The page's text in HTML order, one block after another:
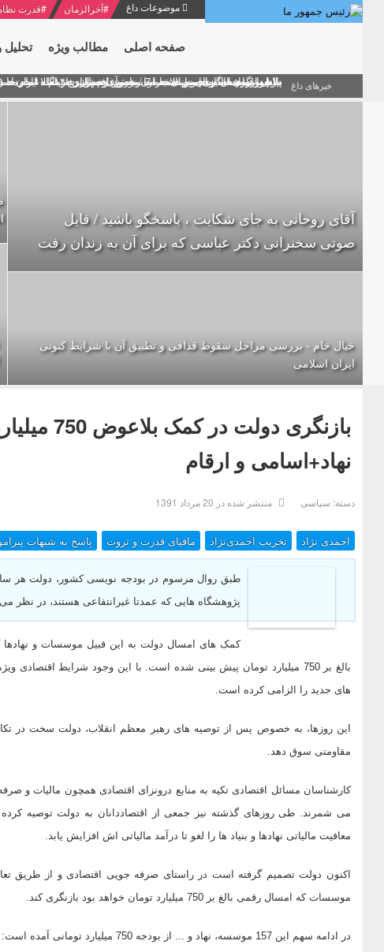
موضوعات داغ #آخرالزمان #قدرت
صفحه اصلی مطالب ویژه
خبرهای داغ منشور گفتمان امام و انقلاب - 7 /بخش دوم : شرح پیام ۱۰ خرداد ۱۳۶۹ امام خامنه ای/ فصل پنجم: حفظ عزّت و کرامت انقلابی
بازخوانی افشاگری سپهبد محمود منصور افسر ارشد اطلاعات مصر
دلایل اهمیت سیزدهمین انتخابات ریاست جمهوری از نگاه امام
بیانات امام خامنه ای در سخنرانی نوروزی خطاب به ملت ایران
پیام نوروزی امام خامنه ای به مناسبت آغاز سال ۱۴۰۰
آقای روحانی به جای شکایت ، پاسخگو باشید / فایل
صوتی سخنرانی دکتر عباسی که برای آن به زندان رفت
خیال خام - بررسی مراحل سقوط قذافی و تطبیق آن با شرایط کنونی
ایران اسلامی
نهاد+اسامی و ارقام
دسته: سیاسی منتشر شده در 20 مرداد 1391
احمدی نژاد تخریب احمدی‌نژاد مافیای قدرت و ثروت پاسخ به شبهات
طبق روال مرسوم در بودجه نویسی کشور، دولت هر
پژوهشگاه هایی که عمدتا غیرانتفاعی هستند، در نظر
بالغ بر 750 میلیارد تومان پیش بینی شده است. با این وجود شرایط
های جدید را الزامی کرده است.
این روزها، به خصوص پس از توصیه های رهبر معظم انقلاب، دولت سخت در
مقاومتی سوق دهد.
کارشناسان مسائل اقتصادی تکیه به منابع درونزای اقتصادی همچون مالیات و
می شمرند. طی روزهای گذشته نیز جمعی از اقتصاددانان به دولت توصیه
معافیت مالیاتی نهادها و بنیاد ها را لغو تا درآمد مالیاتی اش افزایش یابد.
اکنون دولت تصمیم گرفته است در راستای صرفه جویی اقتصادی و از طریق
موسسات که امسال رقمی بالغ بر 750 میلیارد تومان خواهد بود بازنگری کند.
در ادامه سهم این 157 موسسه، نهاد و ... از بودجه 750 میلیارد تومانی آمده است: